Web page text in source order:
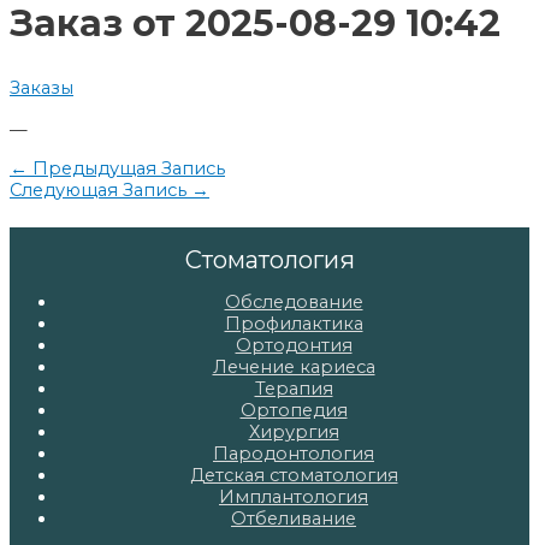
Заказ от 2025-08-29 10:42
Заказы
—
Навигация
по
← Предыдущая Запись
Следующая Запись →
Стоматология
Обследование
Профилактика
Ортодонтия
Лечение кариеса
Терапия
Ортопедия
Хирургия
Пародонтология
Детская стоматология
Имплантология
Отбеливание